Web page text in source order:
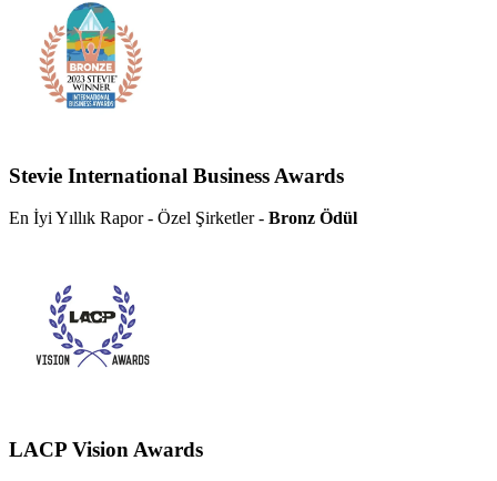
Stevie International Business Awards
En İyi Yıllık Rapor - Özel Şirketler - Bronz Ödül
LACP Vision Awards